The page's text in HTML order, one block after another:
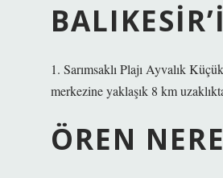
1. Sarımsaklı Plajı Ayvalık
merkezine yaklaşık 8 km
ÖREN